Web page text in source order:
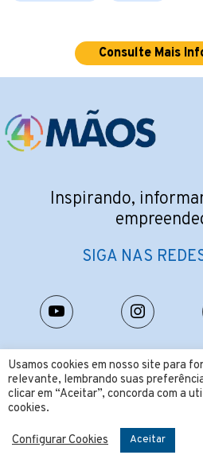
Consulte Mais
Usamos cookies em nosso site para
relevante, lembrando suas
clicar em “Aceitar”, concorda com a
cookies.
Configurar Cookies Aceitar
Inspirando,
SIGA NAS